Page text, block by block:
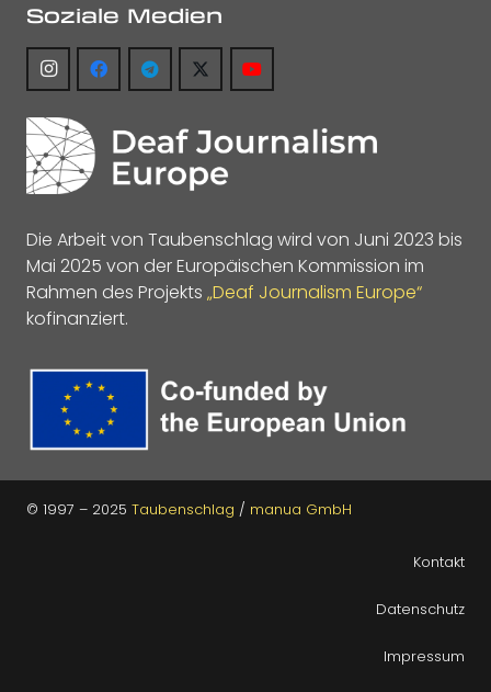
Soziale Medien
Die Arbeit von Taubenschlag wird von Juni 2023 bis
Mai 2025 von der Europäischen Kommission im
Rahmen des Projekts „Deaf Journalism Europe“
kofinanziert.
© 1997 – 2025 Taubenschlag / manua GmbH
Kontakt
Datenschutz
Impressum